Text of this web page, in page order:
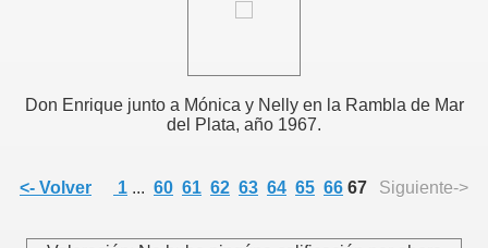
Don Enrique junto a Mónica y Nelly en la Rambla de Mar
del Plata, año 1967.
<- Volver 1 ... 60 61 62 63 64 65 66 67 Siguiente->